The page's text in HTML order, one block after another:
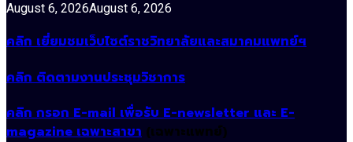
August 6, 2026August 6, 2026
คลิก เยี่ยมชมเว็บไซต์ราชวิทยาลัยและสมาคมแพทย์ฯ
คลิก ติดตามงานประชุมวิชาการ
คลิก กรอก E-mail เพื่อรับ E-newsletter และ E-
magazine เฉพาะสาขา (เฉพาะแพทย์)